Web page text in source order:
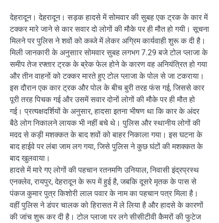
देहरादून। देहरादून। सड़क हादसे में सोमवार की सुबह एक ट्रक के कार में
टक्कर मारे जाने से कार सवार दो लोगों की मौके पर ही मौत हो गयी। सूचना
मिलने पर पुलिस ने शवों को कब्जे में लेकर अग्रिम कार्यवाही शुरू क दी है।
मिली जानकारी के अनुसाार सोमवार सुबह लगभग 7.29 बजे टोल प्लाजा के
समीप तेज रफ्तार ट्रक के ब्रेक फेल होने के कारण वह अनियंत्रित हो गया
और तीन वाहनों को टक्कर मारते हुए टोल प्लाजा के पोल से जा टकराया।
इस दौरान एक कार ट्रक और पोल के बीच बुरी तरह फंस गई, जिससे कार
पूरी तरह पिचक गई और उसमें सवार दोनों लोगों की मौके पर ही मौत हो
गई। प्रत्यक्षदर्शियों के अनुसार, हादसा इतना भीषण था कि कार के अंदर
बैठे लोग निकालने लायक भी नहीं बचे थे। पुलिस और स्थानीय लोगों की
मदद से कड़ी मशक्कत के बाद शवों को बाहर निकाला गया। इस घटना के
बाद हाईवे पर लंबा जाम लग गया, जिसे पुलिस ने कुछ घंटों की मशक्कत के
बाद खुलवाया।
हादसे में मारे गए लोगों की पहचान रतनमणि उनियाल, निवासी इंद्रप्रस्थ
एनक्लेव, रायपुर, देहरादून के रूप में हुई है, जबकि दूसरे मृतक के पास से
पंकज कुमार पुत्र किशोरी लाल पवार के नाम का पहचान पत्र मिला है।
वहीं पुलिस ने डंपर चालक को हिरासत में ले लिया है और हादसे के कारणों
की जांच शुरू कर दी है। टोल प्लाजा पर लगे सीसीटीवी कैमरों की फुटेज